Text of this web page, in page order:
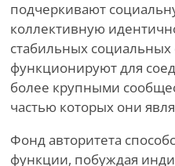
подчеркивают
коллективную
стабильных социальных
функционируют для
более крупными
частью которых они
Фонд авторитета
функции, побуждая